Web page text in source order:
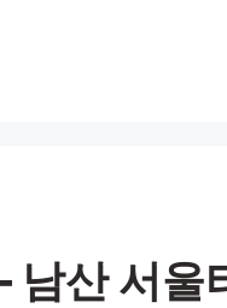
남산 서